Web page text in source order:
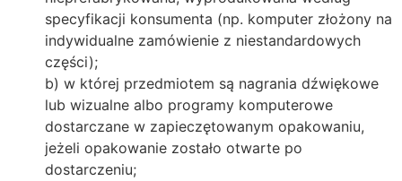
specyfikacji konsumenta (np. komputer złożony na
indywidualne zamówienie z niestandardowych
części);
b) w której przedmiotem są nagrania dźwiękowe
lub wizualne albo programy komputerowe
dostarczane w zapieczętowanym opakowaniu,
jeżeli opakowanie zostało otwarte po
dostarczeniu;